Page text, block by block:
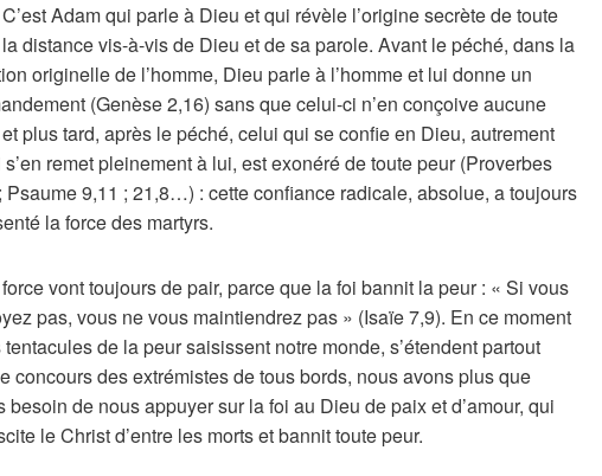
Adam qui parle à Dieu et qui révèle l’origine secrète de toute
distance vis-à-vis de Dieu et de sa parole. Avant le péché, dans la
originelle de l’homme, Dieu parle à l’homme et lui donne un
(Genèse 2,16) sans que celui-ci n’en conçoive aucune
plus tard, après le péché, celui qui se confie en Dieu, autrement
remet pleinement à lui, est exonéré de toute peur (Proverbes
Psaume 9,11 ; 21,8…) : cette confiance radicale, absolue, a toujours
la force des martyrs.
vont toujours de pair, parce que la foi bannit la peur : « Si vous
pas, vous ne vous maintiendrez pas » (Isaïe 7,9). En ce moment
de la peur saisissent notre monde, s’étendent partout
concours des extrémistes de tous bords, nous avons plus que
besoin de nous appuyer sur la foi au Dieu de paix et d’amour, qui
le Christ d’entre les morts et bannit toute peur.